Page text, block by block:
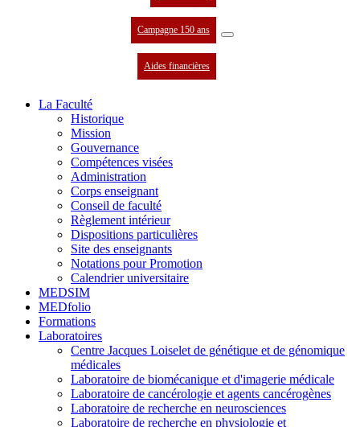
Campagne 150 ans
Aides financières
La Faculté
Historique
Mission
Gouvernance
Compétences visées
Administration
Corps enseignant
Conseil de faculté
Règlement intérieur
Dispositions particulières
Site des enseignants
Notations pour Promotion
Calendrier universitaire
MEDSIM
MEDfolio
Formations
Laboratoires
Centre Jacques Loiselet de génétique et de génomique
médicales
Laboratoire de biomécanique et d'imagerie médicale
Laboratoire de cancérologie et agents cancérogènes
Laboratoire de recherche en neurosciences
Laboratoire de recherche en physiologie et